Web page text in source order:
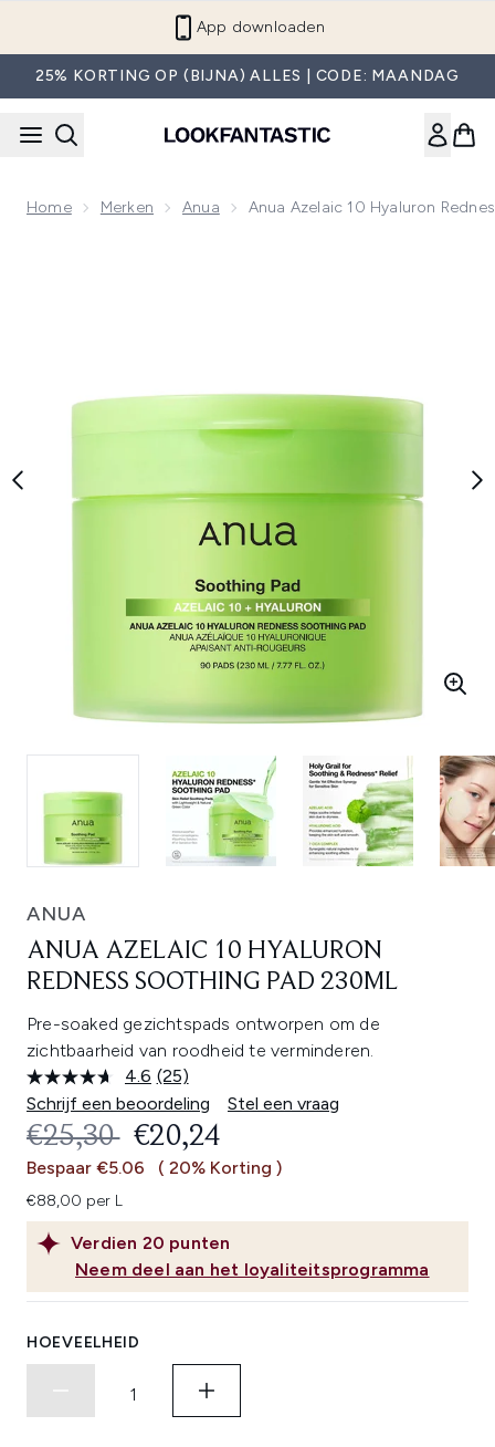
App downloaden
25% KORTING OP (BIJNA) ALLES | CODE: MAANDAG
Home Merken Anua Anua Azelaic 10 Hyaluron
ANUA
ANUA AZELAIC 10 HYALURON
REDNESS SOOTHING PAD 230ML
Pre-soaked gezichtspads ontworpen om de
zichtbaarheid van roodheid te verminderen.
4.6 Lees
25
beoordelingen.
Dezelfde
paginalink.
(25)
Schrijf een beoordeling
Stel een vraag
Verdien 20 punten
Neem deel aan het loyaliteitsprogramma
RECOMMENDED RETAIL PRICE:
€25,30 HUIDIGE PRIJS:
€20,24
Bespaar €5.06 ( 20% Korting )
€88,00 per L
HOEVEELHEID